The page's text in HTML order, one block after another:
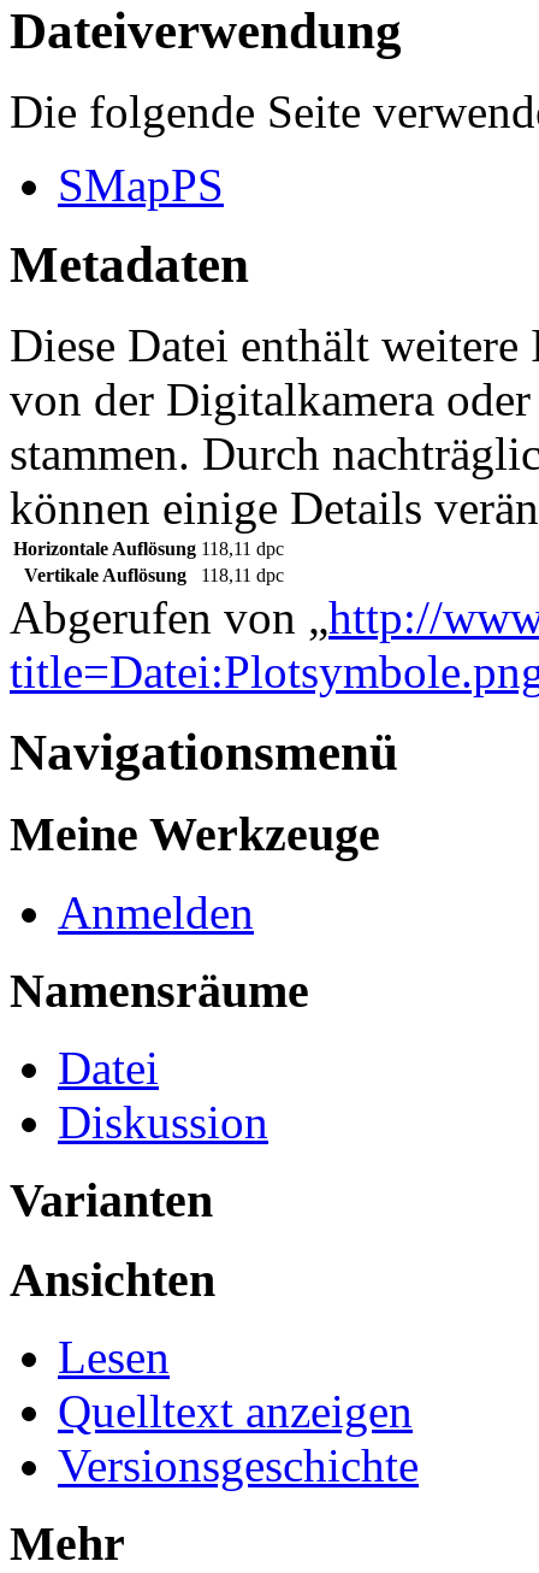
Dateiverwendung
Die folgende Seite
SMapPS
Metadaten
Diese Datei enthält
von der Digitalkamera
stammen. Durch
können einige Details
Horizontale Auflösung 118,11 dpc
Vertikale Auflösung
118,11 dpc
Abgerufen von „http://
Navigationsmenü
Meine Werkzeuge
Anmelden
Namensräume
Datei
Diskussion
Varianten
Ansichten
Lesen
Quelltext anzeigen
Versionsgeschichte
Mehr